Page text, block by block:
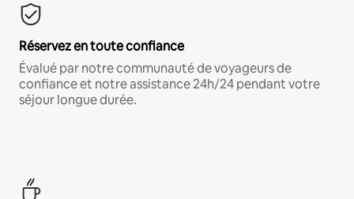
Réservez en toute confiance
Évalué par notre communauté de voyageurs de
confiance et notre assistance 24h/24 pendant votre
séjour longue durée.